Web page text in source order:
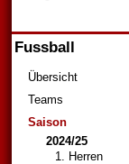
Fussball
Übersicht
Teams
Saison
2024/25
1. Herren